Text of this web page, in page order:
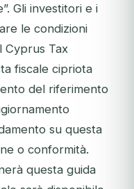
Gli investitori e i
le condizioni
Cyprus Tax
fiscale cipriota
del riferimento
su questa
o conformità.
questa guida